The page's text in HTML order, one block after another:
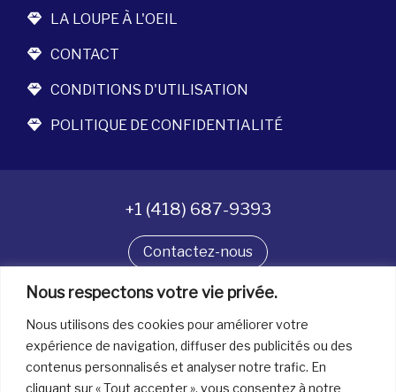
Nous respectons votre vie privée.
Nous utilisons des cookies pour améliorer votre
expérience de navigation, diffuser des publicités ou des
contenus personnalisés et analyser notre trafic. En
cliquant sur « Tout accepter », vous consentez à notre
LA LOUPE À L'OEIL
CONTACT
CONDITIONS D'UTILISATION
POLITIQUE DE CONFIDENTIALITÉ
+1 (418) 687-9393
Contactez-nous
Suivez-nous
Tous droits réservés. © La boîte à bijoux 2026